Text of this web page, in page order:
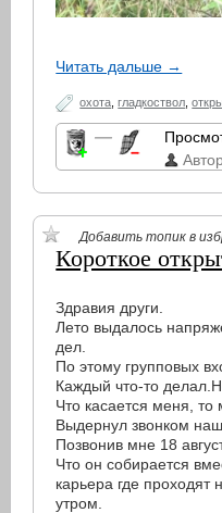
Читать дальше →
охота ,гладкоствол ,
—
Добавить топик в
Короткое
Здравия други.
Лето выдалось
дел.
По этому групповых
Каждый что-то
Что касается меня, то
Выдернул звонком
Позвонив мне 18
Что он собирается
карьера где
утром.